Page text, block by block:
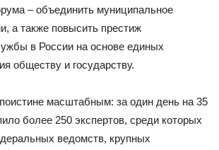
– объединить муниципальное
а также повысить престиж
в России на основе единых
обществу и государству.
масштабным: за один день на 35
более 250 экспертов, среди которых
ведомств, крупных